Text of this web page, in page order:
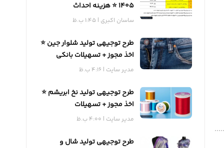
1405 ⭐️ هزینه احداث
ساسان اکبری 1:45 ب.ظ
طرح توجیهی تولید شلوار جین ⭐️
اخذ مجوز + تسهیلات بانکی
مدیر سایت 4:16 ب.ظ
طرح توجیهی تولید نخ ابریشم ⭐️
اخذ مجوز + تسهیلات
مدیر سایت 4:00 ب.ظ
طرح توجیهی تولید شال و